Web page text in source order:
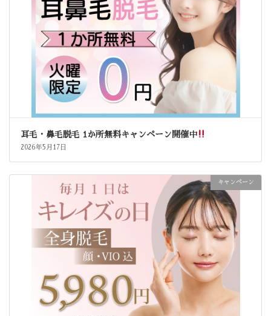
耳毛・鼻毛脱毛 1か所無料キャンペーン開催中
2026年5月17日
キャンペーン